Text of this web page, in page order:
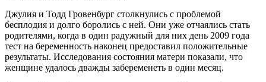
Джулия и Тодд Гровенбург столкнулись с проблемой
бесплодия и долго боролись с ней. Они уже отчаялись стать
родителями, когда в один радужный для них день 2009 года
тест на беременность наконец предоставил положительные
результаты. Исследования состояния матери показали, что
женщине удалось дважды забеременеть в один месяц.